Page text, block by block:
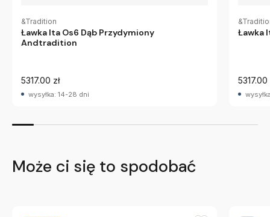
&Tradition
Ławka Ita Os6 Dąb Przydymiony
Andtradition
5317.00 zł
wysyłka: 14-28 dni
Ławka
5317.00
Może ci się to spodobać